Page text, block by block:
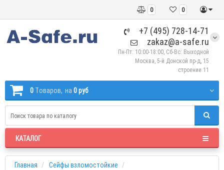
0
0
+7 (495) 728-14-71
zakaz@a-safe.ru
Пн-Пт: 10:00-18:00, Сб-Вс: Выходной
Москва, 5-й Донской пр-д, 15
строение 11
0 Tоваров, на 0 руб
КАТАЛОГ
Главная
Сейфы взломостойкие